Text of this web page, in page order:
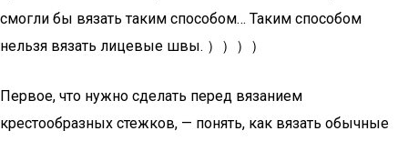
смогли бы вязать таким способом… Таким способом
нельзя вязать лицевые швы. ））））
Первое, что нужно сделать перед вязанием
крестообразных стежков, — понять, как вязать обычные